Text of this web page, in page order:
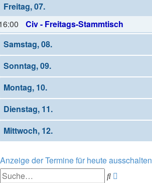
Freitag, 07.
Civ - Freitags-Stammtisch
Samstag, 08.
Sonntag, 09.
Montag, 10.
Dienstag, 11.
Mittwoch, 12.
Anzeige der Termine für heute ausschalten
Suche